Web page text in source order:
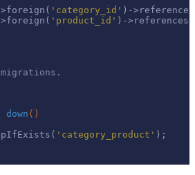
'category_id' )-
'product_id' )->references(
down ()
'category_product' );